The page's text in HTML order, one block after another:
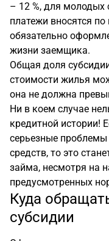
– 12 %, для молодых
платежи вносятся
обязательно
жизни заемщика.
Общая доля
стоимости жилья
она не должна
Ни в коем случае
кредитной истории!
серьезные
средств, то это
займа, несмотря на
предусмотренных
Куда
субсидии